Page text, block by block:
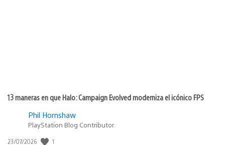
13 maneras en que Halo: Campaign Evolved moderniza el icónico FPS
Phil Hornshaw
PlayStation Blog Contributor
Fecha
23/07/2026 1